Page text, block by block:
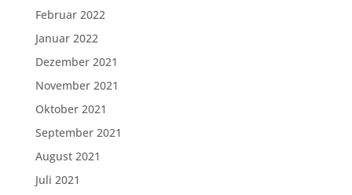
Februar 2022
Januar 2022
Dezember 2021
November 2021
Oktober 2021
September 2021
August 2021
Juli 2021